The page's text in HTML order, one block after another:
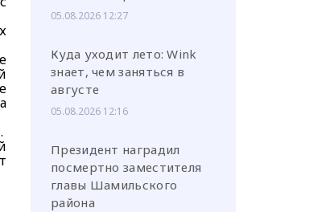
05.08.2026 12:27
Куда уходит лето: Wink
знает, чем заняться в
августе
05.08.2026 12:16
Президент наградил
посмертно заместителя
главы Шамильского
района